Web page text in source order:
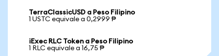
TerraClassicUSD a Peso Filipino
1 USTC equivale a 0,2999 ₱
iExec RLC Token a Peso Filipino
1 RLC equivale a 16,75 ₱